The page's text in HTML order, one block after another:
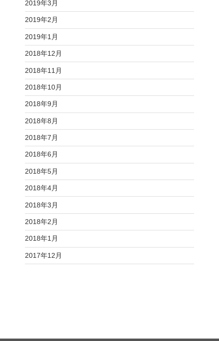
2019年3月
2019年2月
2019年1月
2018年12月
2018年11月
2018年10月
2018年9月
2018年8月
2018年7月
2018年6月
2018年5月
2018年4月
2018年3月
2018年2月
2018年1月
2017年12月